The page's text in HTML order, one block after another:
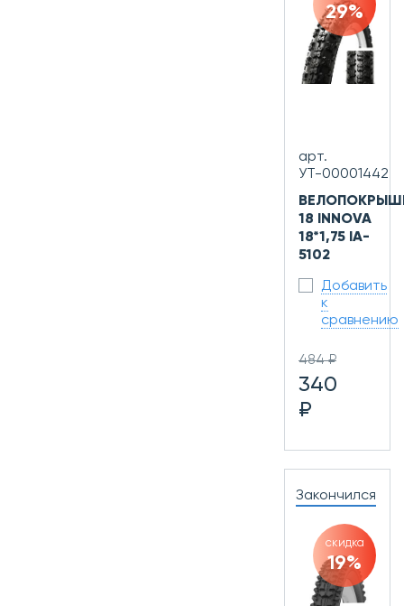
29%
арт.
УТ-00001442
18 INNOVA
18*1,75 IA-
5102
Добавить
к
сравнению
484 ₽
340
₽
Закончился
скидка
19%